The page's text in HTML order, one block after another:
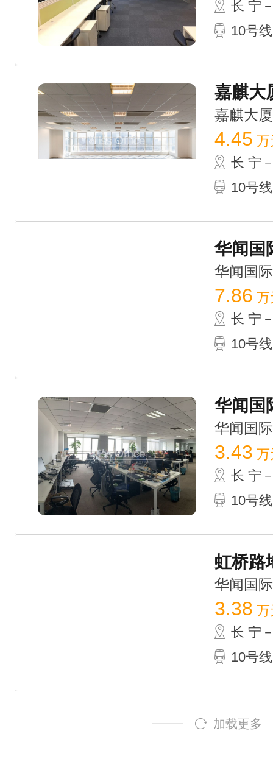
长 宁
10号
嘉麒大
嘉麒大
4.45 万
长 宁
10号
华闻国
华闻国
7.86 万
长 宁
10号
华闻国
华闻国
3.43 万
长 宁
10号
虹桥路
华闻国
3.38 万
长 宁
10号
加载更多